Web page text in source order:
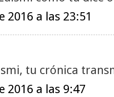
2016 a las 23:51
tu crónica
2016 a las 9:47